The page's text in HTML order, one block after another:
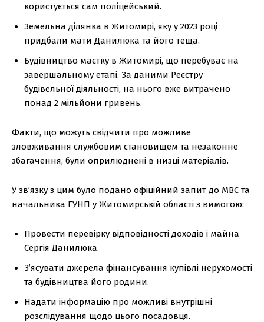
користується сам поліцейський.
Земельна ділянка в Житомирі, яку у 2023 році
придбали мати Данилюка та його теща.
Будівництво маєтку в Житомирі, що перебуває на
завершальному етапі. За даними Реєстру
будівельної діяльності, на нього вже витрачено
понад 2 мільйони гривень.
Факти, що можуть свідчити про можливе
зловживання службовим становищем та незаконне
збагачення, були оприлюднені в низці матеріалів.
У зв’язку з цим було подано офіційний запит до МВС та
начальника ГУНП у Житомирській області з вимогою:
Провести перевірку відповідності доходів і майна
Сергія Данилюка.
З’ясувати джерела фінансування купівлі нерухомості
та будівництва його родини.
Надати інформацію про можливі внутрішні
розслідування щодо цього посадовця.